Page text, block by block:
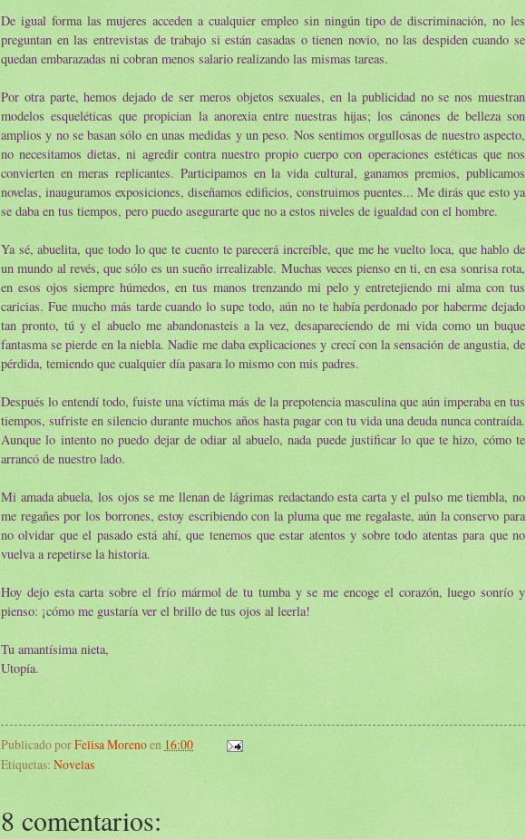
De igual forma las mujeres acceden a cualquier empleo sin ningún tipo de discriminación, no les
preguntan en las entrevistas de trabajo si están casadas o tienen novio, no las despiden cuando se
quedan embarazadas ni cobran menos salario realizando las mismas tareas.
Por otra parte, hemos dejado de ser meros objetos sexuales, en la publicidad no se nos muestran
modelos esqueléticas que propician la anorexia entre nuestras hijas; los cánones de belleza son
amplios y no se basan sólo en unas medidas y un peso. Nos sentimos orgullosas de nuestro aspecto,
no necesitamos dietas, ni agredir contra nuestro propio cuerpo con operaciones estéticas que nos
convierten en meras replicantes. Participamos en la vida cultural, ganamos premios, publicamos
novelas, inauguramos exposiciones, diseñamos edificios, construimos puentes... Me dirás que esto ya
se daba en tus tiempos, pero puedo asegurarte que no a estos niveles de igualdad con el hombre.
Ya sé, abuelita, que todo lo que te cuento te parecerá increíble, que me he vuelto loca, que hablo de
un mundo al revés, que sólo es un sueño irrealizable. Muchas veces pienso en ti, en esa sonrisa rota,
en esos ojos siempre húmedos, en tus manos trenzando mi pelo y entretejiendo mi alma con tus
caricias. Fue mucho más tarde cuando lo supe todo, aún no te había perdonado por haberme dejado
tan pronto, tú y el abuelo me abandonasteis a la vez, desapareciendo de mi vida como un buque
fantasma se pierde en la niebla. Nadie me daba explicaciones y crecí con la sensación de angustia, de
pérdida, temiendo que cualquier día pasara lo mismo con mis padres.
Después lo entendí todo, fuiste una víctima más de la prepotencia masculina que aún imperaba en tus
tiempos, sufriste en silencio durante muchos años hasta pagar con tu vida una deuda nunca contraída.
Aunque lo intento no puedo dejar de odiar al abuelo, nada puede justificar lo que te hizo, cómo te
arrancó de nuestro lado.
Mi amada abuela, los ojos se me llenan de lágrimas redactando esta carta y el pulso me tiembla, no
me regañes por los borrones, estoy escribiendo con la pluma que me regalaste, aún la conservo para
no olvidar que el pasado está ahí, que tenemos que estar atentos y sobre todo atentas para que no
vuelva a repetirse la historia.
Hoy dejo esta carta sobre el frío mármol de tu tumba y se me encoge el corazón, luego sonrío y
pienso: ¡cómo me gustaría ver el brillo de tus ojos al leerla!
Tu amantísima nieta,
Utopía.
Publicado porFelisa Morenoen 16:00
Etiquetas: Novelas
8 comentarios: